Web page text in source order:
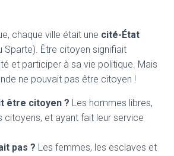
chaque ville était une cité-État
Sparte). Être citoyen signifiait
et participer à sa vie politique. Mais
ne pouvait pas être citoyen !
être citoyen ? Les hommes libres,
citoyens, et ayant fait leur service
pas ? Les femmes, les esclaves et